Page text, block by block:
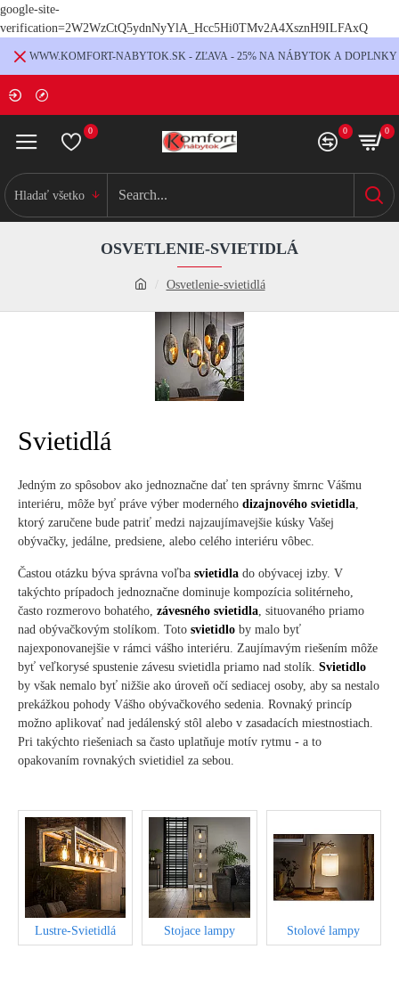
google-site-
verification=2W2WzCtQ5ydnNyYlA_Hcc5Hi0TMv2A4XsznH9ILFAxQ
WWW.KOMFORT-NABYTOK.SK - ZĽAVA - 25% NA NÁBYTOK A DOPLNKY
0 0 0
Hladať všetko
Osvetlenie-svietidlá
OSVETLENIE-SVIETIDLÁ
Svietidlá
Jedným zo spôsobov ako jednoznačne dať ten správny šmrnc Vášmu
interiéru, môže byť práve výber moderného dizajnového svietidla,
ktorý zaručene bude patriť medzi najzaujímavejšie kúsky Vašej
obývačky, jedálne, predsiene, alebo celého interiéru vôbec.
Častou otázku býva správna voľba svietidla do obývacej izby. V
takýchto prípadoch jednoznačne dominuje kompozícia solitérneho,
často rozmerovo bohatého, závesného svietidla, situovaného priamo
nad obývačkovým stolíkom. Toto svietidlo by malo byť
najexponovanejšie v rámci vášho interiéru. Zaujímavým riešením môže
byť veľkorysé spustenie závesu svietidla priamo nad stolík. Svietidlo
by však nemalo byť nižšie ako úroveň očí sediacej osoby, aby sa nestalo
prekážkou pohody Vášho obývačkového sedenia. Rovnaký princíp
možno aplikovať nad jedálenský stôl alebo v zasadacích miestnostiach.
Pri takýchto riešeniach sa často uplatňuje motív rytmu - a to
opakovaním rovnakých svietidiel za sebou.
Lustre-Svietidlá Stojace lampy Stolové lampy